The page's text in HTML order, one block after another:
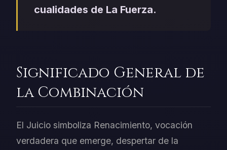
cualidades de La Fuerza.
Significado General de
la Combinación
El Juicio simboliza Renacimiento, vocación
verdadera que emerge, despertar de la